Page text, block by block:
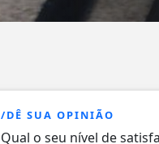
/DÊ SUA OPINIÃO
Qual o seu nível de